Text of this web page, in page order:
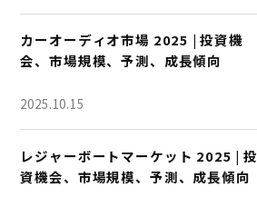
カーオーディオ市場 2025 | 投資機
会、市場規模、予測、成長傾向
2025.10.15
レジャーボートマーケット 2025 | 投
資機会、市場規模、予測、成長傾向